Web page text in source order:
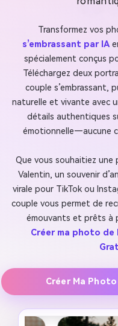
Transformez vos
s’embrassant par IA
spécialement conçus
Téléchargez deux
couple s’embrassant,
naturelle et vivante avec
détails authentiques
émotionnelle—aucune
Que vous souhaitiez une
Valentin, un souvenir
virale pour TikTok ou
couple vous permet de
émouvants et prêts à
Créer ma photo de
Créer Ma